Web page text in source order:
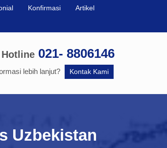
Konfirmasi Artikel
Hotline 021- 8806146
lebih lanjut? Kontak Kami
Uzbekistan